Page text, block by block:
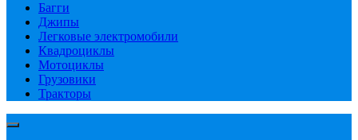
Багги
Джипы
Легковые электромобили
Квадроциклы
Мотоциклы
Грузовики
Тракторы